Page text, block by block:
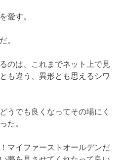
愛す。
。
のは、これまでネット上で見
も違う、異形とも思えるシワ
うでも良くなってその場にく
た。
マイファーストオールデンだ